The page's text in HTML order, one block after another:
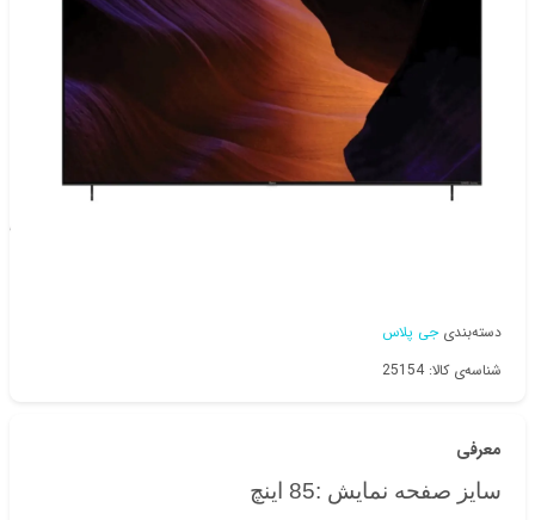
دسته‌بندی جی پلاس
شناسه‌ی کالا: 25154
معرفی
سایز صفحه نمایش :85 اینچ